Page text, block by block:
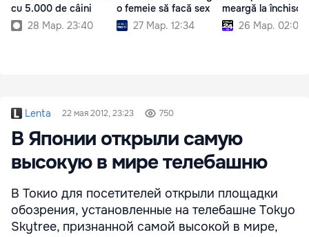
cu 5.000 de câini
28 Мар. 23:40
o femeie să facă sex
27 Мар. 12:34
meargă la
26 Мар. 02:00
Lenta 22 мая 2012, 23:23 750
В Японии открыли самую
высокую в мире телебашню
В Токио для посетителей открыли площадки
обозрения, установленные на телебашне Tokyo
Skytree, признанной самой высокой в мире,